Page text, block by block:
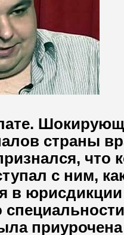
страны
что
с ним,
в